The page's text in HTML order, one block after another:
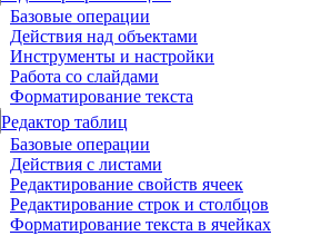
Базовые операции
Действия над объектами
Инструменты и настройки
Работа со слайдами
Форматирование текста
Редактор таблиц
Базовые операции
Действия с листами
Редактирование свойств ячеек
Редактирование строк и столбцов
Форматирование текста в ячейках